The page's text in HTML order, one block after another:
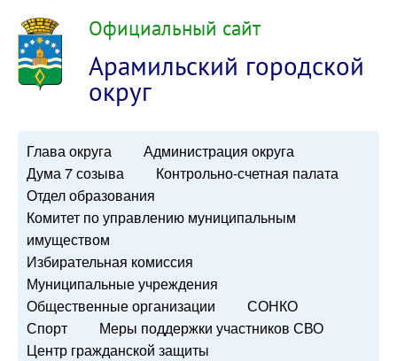
Официальный сайт
Арамильский городской
округ
Глава округа
Администрация округа
Дума 7 созыва
Контрольно-счетная палата
Отдел образования
Комитет по управлению муниципальным
имуществом
Избирательная комиссия
Муниципальные учреждения
Общественные организации
СОНКО
Спорт
Меры поддержки участников СВО
Центр гражданской защиты